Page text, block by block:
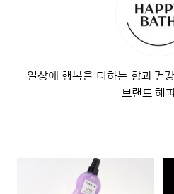
일상에 행복을 더하는 향과 건
브랜드 해